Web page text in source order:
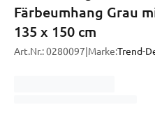
Färbeumhang Grau
135 x 150 cm
Art.Nr.:0280097 Marke:Trend-